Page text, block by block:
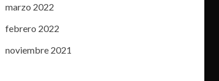
marzo 2022
febrero 2022
noviembre 2021